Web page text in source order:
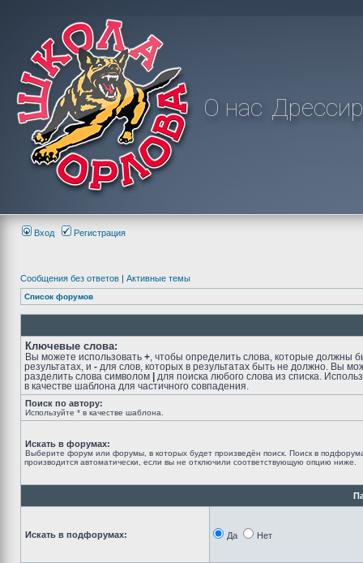
О нас
Вход Регистрация
Сообщения без ответов | Активные темы
Список форумов
Ключевые слова:
Вы можете использовать + , чтобы определить слова, которые должны
результатах, и - для слов, которых в результатах быть не должно. Вы
разделить слова символом
для поиска любого слова из списка.
в качестве шаблона для частичного совпадения.
Поиск по автору:
Используйте * в качестве шаблона.
Искать в форумах:
Выберите форум или форумы, в которых будет произведён поиск. Поиск в
производится автоматически, если вы не отключили соответствующую опцию ниже.
Искать в подфорумах: Да Нет